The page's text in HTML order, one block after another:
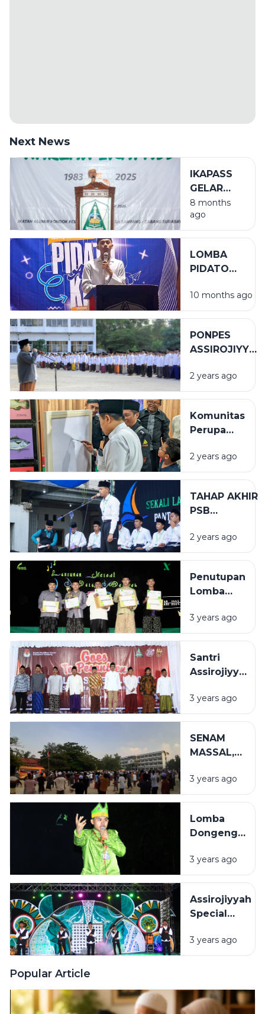
Next News
IKAPASS
GELAR
HARLAH
KE-42 DI
ALUN-
SURABAYA
8 months
ago
LOMBA
PIDATO
MEMASUKI
SISTEM
10 months ago
PONPES
ASSIROJIYYAH
GELAR APEL
HSN 2024 M
2 years ago
Komunitas
Perupa
Gelar
Pameran
di Ponpes
Assirojiyyah
2 years ago
TAHAP AKHIR
PSB
SANTRI
BERPRESTASI)
2 years ago
Penutupan
Lomba
Dakwah
(BIDAK)
1444
&#8211;
3 years ago
Santri
Assirojiyyah
Sosialisasi
Pemilu KPU
3 years ago
SENAM
MASSAL,
ASSIROJIYYAH
TERAPKAN
SEHAT
3 years ago
Lomba
Dongeng
Bahasa
Arab, Cara
Dakwah
Tingkatkan
Berbahasa
3 years ago
Assirojiyyah
Special
Kedua
Tampil
3 years ago
Popular Article